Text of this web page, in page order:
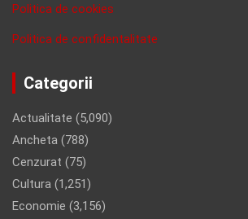
Politica de cookies
Politica de confidentalitate
Categorii
Actualitate (5,090)
Ancheta (788)
Cenzurat (75)
Cultura (1,251)
Economie (3,156)